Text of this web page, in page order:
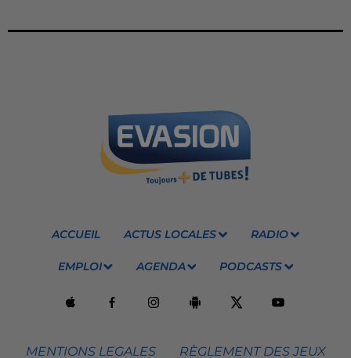
ACCUEIL ACTUS LOCALES RADIO
EMPLOI AGENDA PODCASTS
MENTIONS LEGALES RÈGLEMENT DES JEUX